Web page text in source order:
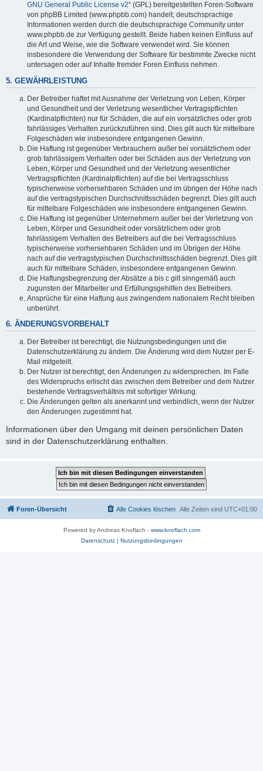
GNU General Public License v2“ (GPL) bereitgestellten Foren-Software
von phpBB Limited (www.phpbb.com) handelt; deutschsprachige
Informationen werden durch die deutschsprachige Community unter
www.phpbb.de zur Verfügung gestellt. Beide haben keinen Einfluss auf
die Art und Weise, wie die Software verwendet wird. Sie können
insbesondere die Verwendung der Software für bestimmte Zwecke nicht
untersagen oder auf Inhalte fremder Foren Einfluss nehmen.
5. GEWÄHRLEISTUNG
Der Betreiber haftet mit Ausnahme der Verletzung von Leben, Körper
und Gesundheit und der Verletzung wesentlicher Vertragspflichten
(Kardinalpflichten) nur für Schäden, die auf ein vorsätzliches oder grob
fahrlässiges Verhalten zurückzuführen sind. Dies gilt auch für mittelbare
Folgeschäden wie insbesondere entgangenen Gewinn.
Die Haftung ist gegenüber Verbrauchern außer bei vorsätzlichem oder
grob fahrlässigem Verhalten oder bei Schäden aus der Verletzung von
Leben, Körper und Gesundheit und der Verletzung wesentlicher
Vertragspflichten (Kardinalpflichten) auf die bei Vertragsschluss
typischerweise vorhersehbaren Schäden und im übrigen der Höhe nach
auf die vertragstypischen Durchschnittsschäden begrenzt. Dies gilt auch
für mittelbare Folgeschäden wie insbesondere entgangenen Gewinn.
Die Haftung ist gegenüber Unternehmern außer bei der Verletzung von
Leben, Körper und Gesundheit oder vorsätzlichem oder grob
fahrlässigem Verhalten des Betreibers auf die bei Vertragsschluss
typischerweise vorhersehbaren Schäden und im Übrigen der Höhe
nach auf die vertragstypischen Durchschnittsschäden begrenzt. Dies gilt
auch für mittelbare Schäden, insbesondere entgangenen Gewinn.
Die Haftungsbegrenzung der Absätze a bis c gilt sinngemäß auch
zugunsten der Mitarbeiter und Erfüllungsgehilfen des Betreibers.
Ansprüche für eine Haftung aus zwingendem nationalem Recht bleiben
unberührt.
6. ÄNDERUNGSVORBEHALT
Der Betreiber ist berechtigt, die Nutzungsbedingungen und die
Datenschutzerklärung zu ändern. Die Änderung wird dem Nutzer per E-
Mail mitgeteilt.
Der Nutzer ist berechtigt, den Änderungen zu widersprechen. Im Falle
des Widerspruchs erlischt das zwischen dem Betreiber und dem Nutzer
bestehende Vertragsverhältnis mit sofortiger Wirkung.
Die Änderungen gelten als anerkannt und verbindlich, wenn der Nutzer
den Änderungen zugestimmt hat.
Informationen über den Umgang mit deinen persönlichen Daten
sind in der Datenschutzerklärung enthalten.
Foren-Übersicht Alle Zeiten sind UTC+01:00
Alle Cookies löschen
Powered by Andreas Knoflach - www.knoflach.com
Datenschutz| Nutzungsbedingungen